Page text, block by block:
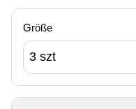
Größe
3 szt